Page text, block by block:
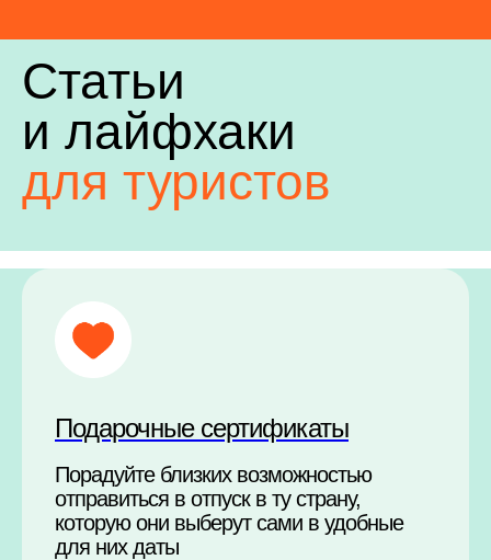
Статьи
и лайфхаки
для туристов
Подарочные сертификаты
Порадуйте близких возможностью
отправиться в отпуск в ту страну,
которую они выберут сами в удобные
для них даты